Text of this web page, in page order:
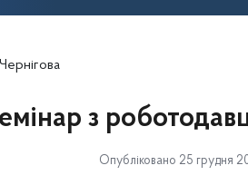
з
Опубліковано 25 грудня